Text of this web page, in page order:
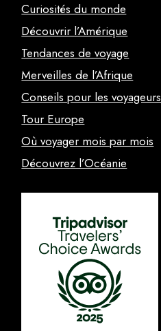
Curiosités du monde
Découvrir l’Amérique
Tendances de voyage
Merveilles de l’Afrique
Conseils pour les voyageurs
Tour Europe
Où voyager mois par mois
Découvrez l’Océanie